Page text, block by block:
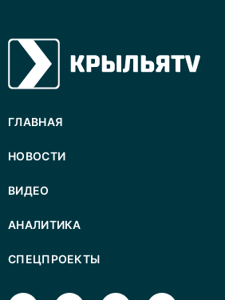
ГЛАВНАЯ
НОВОСТИ
ВИДЕО
АНАЛИТИКА
СПЕЦПРОЕКТЫ